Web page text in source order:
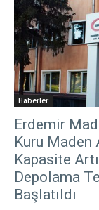
Haberler
Erdemir
Kuru Maden
Kapasite
Depolama
Başlatıldı